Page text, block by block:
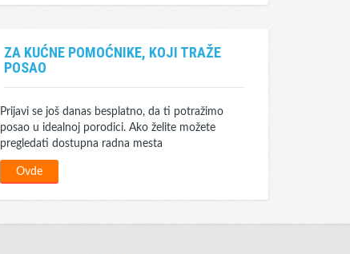
ZA KUĆNE POMOĆNIKE, KOJI TRAŽE
POSAO
Prijavi se još danas besplatno, da ti potražimo
posao u idealnoj porodici. Ako želite možete
pregledati dostupna radna mesta
Ovde